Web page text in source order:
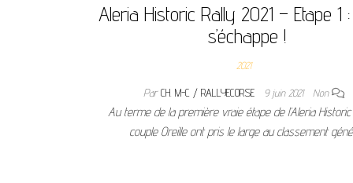
Aleria Historic Rally 2021 – Etape 1
s’échappe !
2021
ParCH. M-C / RALLYECORSE 9 juin 2021 Non
Au terme de la première vraie étape de l’Aleria Historic
couple Oreille ont pris le large au classement